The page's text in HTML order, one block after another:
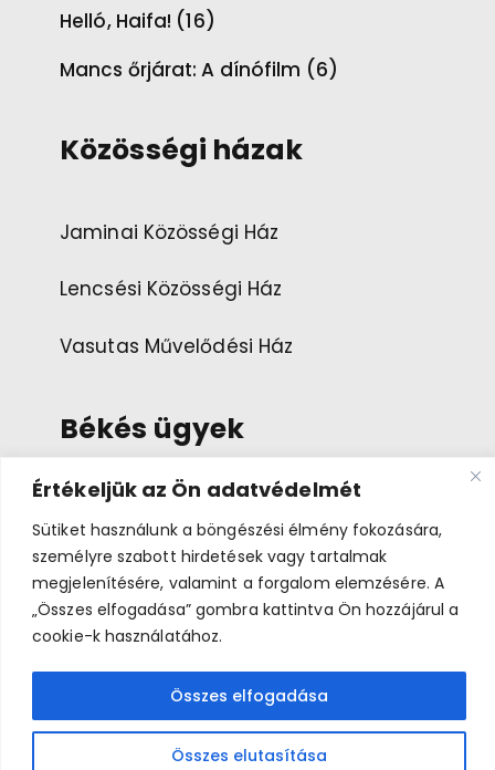
Értékeljük az Ön adatvédelmét
Sütiket használunk a böngészési élmény fokozására,
személyre szabott hirdetések vagy tartalmak
megjelenítésére, valamint a forgalom elemzésére. A
„Összes elfogadása” gombra kattintva Ön hozzájárul a
cookie-k használatához.
Összes elutasítása
Összes elfogadása
Helló, Haifa! (16)
Mancs őrjárat: A dínófilm (6)
Közösségi házak
Jaminai Közösségi Ház
Lencsési Közösségi Ház
Vasutas Művelődési Ház
Békés ügyek
Esemény ajánlása
Bemutatkozás
Békés Napok 2026 © A médiatartalmakkal az eredeti
jogtulajdonosok rendelkeznek.